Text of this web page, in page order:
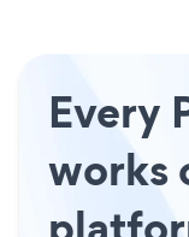
Every
works